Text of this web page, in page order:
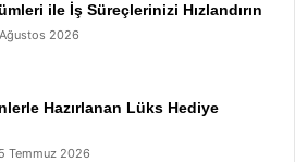
ile İş Süreçlerinizi Hızlandırın
2026
Hazırlanan Lüks Hediye
Temmuz 2026